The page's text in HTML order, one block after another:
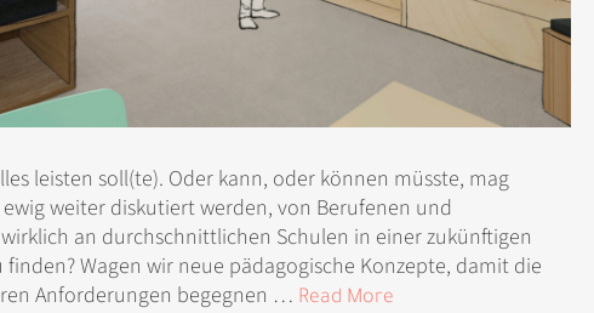
leisten soll(te). Oder kann, oder können müsste, mag
weiter diskutiert werden, von Berufenen und
an durchschnittlichen Schulen in einer zukünftigen
finden? Wagen wir neue pädagogische Konzepte, damit die
Anforderungen begegnen … Read More